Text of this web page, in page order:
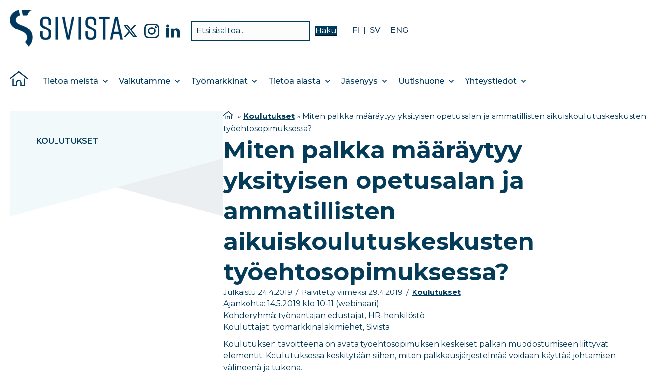
Haku FI SV ENG
Tietoa meistä Vaikutamme Työmarkkinat Tietoa alasta Jäsenyys Uutishuone Yhteystiedot
KOULUTUKSET
» Koulutukset» Miten palkka määräytyy yksityisen opetusalan ja ammatillisten aikuiskoulutuskeskusten
työehtosopimuksessa?
Miten palkka määräytyy
yksityisen opetusalan ja
ammatillisten
aikuiskoulutuskeskusten
työehtosopimuksessa?
Julkaistu 24.4.2019 / Päivitetty viimeksi 29.4.2019 / Koulutukset
Ajankohta: 14.5.2019 klo 10-11 (webinaari)
Kohderyhmä: työnantajan edustajat, HR-henkilöstö
Kouluttajat: työmarkkinalakimiehet, Sivista
Koulutuksen tavoitteena on avata työehtosopimuksen keskeiset palkan muodostumiseen liittyvät
elementit. Koulutuksessa keskitytään siihen, miten palkkausjärjestelmää voidaan käyttää johtamisen
välineenä ja tukena.